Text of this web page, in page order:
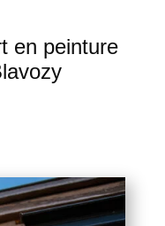
en peinture